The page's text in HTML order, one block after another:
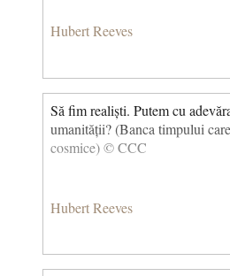
Hubert Reeves
Să fim realiști. Putem cu
umanității? (Banca timpului
cosmice) © CCC
Hubert Reeves